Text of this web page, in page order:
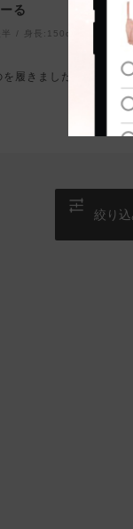
る
身長: 150cm台 骨格
履きましたが、体へ
絞り込